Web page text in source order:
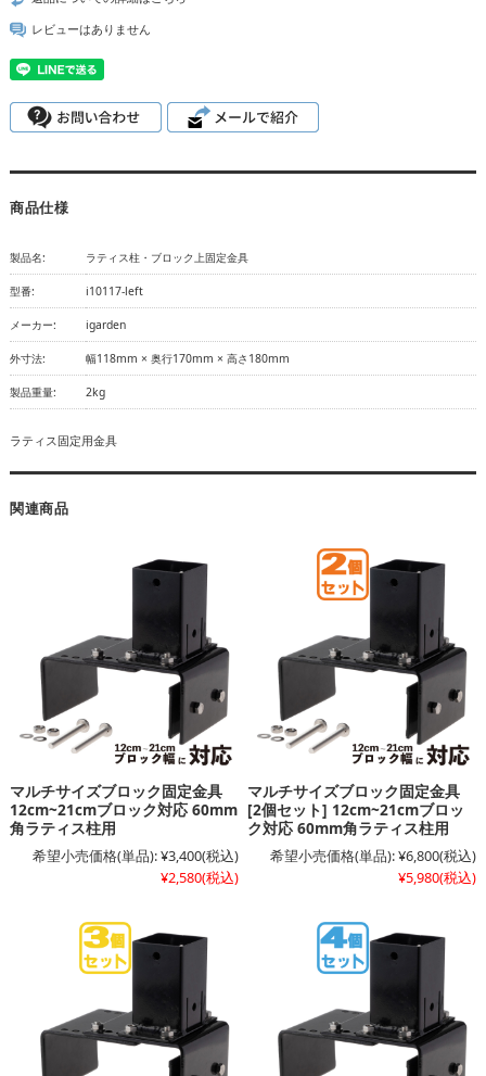
レビューはありません
商品仕様
製品名: ラティス柱・ブロック上固定金具
型番: i10117-left
メーカー: igarden
外寸法: 幅118mm × 奥行170mm × 高さ180mm
製品重量: 2kg
ラティス固定用金具
関連商品
マルチサイズブロック固定金具
12cm~21cmブロック対応 60mm
角ラティス柱用
希望小売価格(単品):¥3,400(税込)
¥2,580(税込)
マルチサイズブロック固定金具
[2個セット] 12cm~21cmブロッ
ク対応 60mm角ラティス柱用
希望小売価格(単品):¥6,800(税込)
¥5,980(税込)